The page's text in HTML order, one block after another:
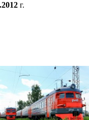
г.